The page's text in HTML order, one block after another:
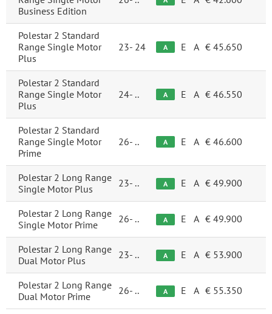
Business Edition
Polestar 2 Standard
Range Single Motor
Plus
23- 24 A E A € 45.650
Polestar 2 Standard
Range Single Motor
Plus
24- .. A E A € 46.550
Polestar 2 Standard
Range Single Motor
Prime
26- .. A E A € 46.600
Polestar 2 Long Range
Single Motor Plus
23- .. A E A € 49.900
Polestar 2 Long Range
Single Motor Prime
26- .. A E A € 49.900
Polestar 2 Long Range
Dual Motor Plus
23- .. A E A € 53.900
Polestar 2 Long Range
Dual Motor Prime
26- .. A E A € 55.350